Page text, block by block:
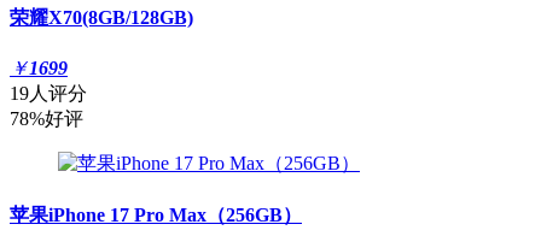
荣耀X70(8GB/128GB)
￥1699
19人评分
78%好评
苹果iPhone 17 Pro Max（256GB）